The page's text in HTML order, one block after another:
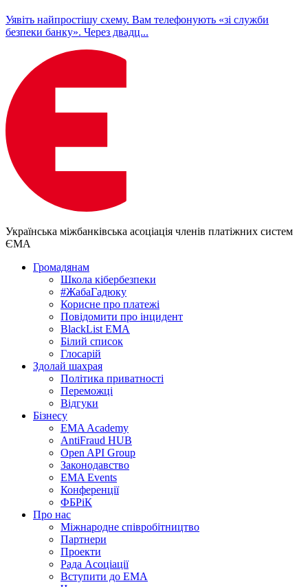
Уявіть найпростішу схему. Вам телефонують «зі служби
безпеки банку». Через двадц...
Українська міжбанківська асоціація членів платіжних систем
ЄМА
Громадянам
Школа кібербезпеки
#ЖабаГадюку
Корисне про платежі
Повідомити про інцидент
BlackList EMA
Білий список
Глосарій
Здолай шахрая
Політика приватності
Переможцi
Відгуки
Бізнесу
EMA Academy
AntiFraud HUB
Open API Group
Законодавство
EMA Events
Конференції
ФБРіК
Про нас
Міжнародне співробітництво
Партнери
Проекти
Рада Асоціації
Вступити до ЕМА